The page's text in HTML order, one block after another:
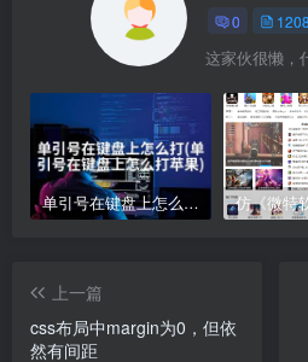
0
这家伙很懒，
单引号在键盘上怎么打(单引号在键盘上怎么打苹果)
上一篇
css布局中margin为0，但依
然有间距